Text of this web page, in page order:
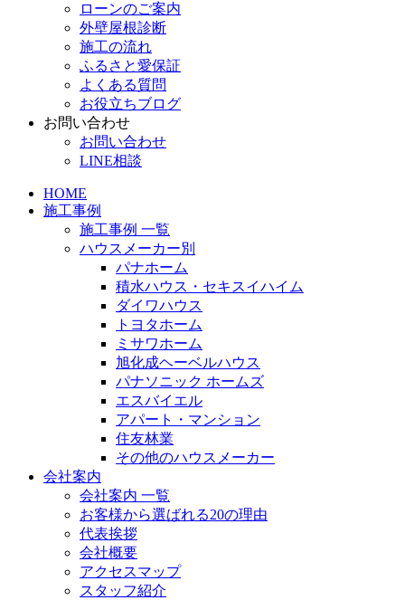
ローンのご案内
外壁屋根診断
施工の流れ
ふるさと愛保証
よくある質問
お役立ちブログ
お問い合わせ
お問い合わせ
LINE相談
HOME
施工事例
施工事例 一覧
ハウスメーカー別
パナホーム
積水ハウス・セキスイハイム
ダイワハウス
トヨタホーム
ミサワホーム
旭化成ヘーベルハウス
パナソニック ホームズ
エスバイエル
アパート・マンション
住友林業
その他のハウスメーカー
会社案内
会社案内 一覧
お客様から選ばれる20の理由
代表挨拶
会社概要
アクセスマップ
スタッフ紹介